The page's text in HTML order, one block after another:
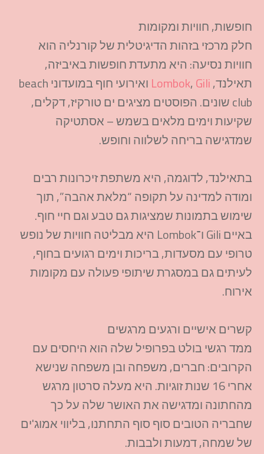
חופשות, חוויות ומקומות
חלק מרכזי בזהות הדיגיטלית של קורנליה הוא
חוויות נסיעה: היא מתעדת חופשות באיביזה,
תאילנד,
Lombok,Gili
ואירועי חוף במועדוני beach
club שונים. הפוסטים מציגים ים טורקיז, דקלים,
שקיעות וימים מלאים בשמש – אסתטיקה
שמדגישה בריחה לשלווה וחופש.​
בתאילנד, לדוגמה, היא משתפת זיכרונות רבים
ומודה למדינה על תקופה “מלאת אהבה”, תוך
שימוש בתמונות שמציגות גם טבע וגם חיי חוף.
באיים Gili ו־Lombok היא מבליטה חוויות של נופש
טרופי עם מסעדות, בריכות וימים רגועים בחוף,
לעיתים גם במסגרת שיתופי פעולה עם מקומות
אירוח.​
קשרים אישיים ורגעים מרגשים
ממד רגשי בולט בפרופיל שלה הוא היחסים עם
הקרובים: חברים, משפחה ובן משפחה שנישא
אחרי 16 שנות זוגיות. היא מעלה סרטון מרגש
מהחתונה ומדגישה את האושר שלה על כך
שחבריה הטובים סוף סוף התחתנו, בליווי אמוג'ים
של שמחה, דמעות ולבבות.​